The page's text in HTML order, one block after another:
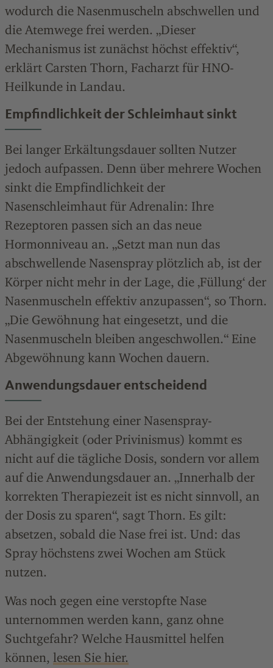
wodurch die Nasenmuscheln abschwellen und
die Atemwege frei werden. „Dieser
Mechanismus ist zunächst höchst effektiv“,
erklärt Carsten Thorn, Facharzt für HNO-
Heilkunde in Landau.
Empfindlichkeit der Schleimhaut sinkt
Bei langer Erkältungsdauer sollten Nutzer
jedoch aufpassen. Denn über mehrere Wochen
sinkt die Empfindlichkeit der
Nasenschleimhaut für Adrenalin: Ihre
Rezeptoren passen sich an das neue
Hormonniveau an. „Setzt man nun das
abschwellende Nasenspray plötzlich ab, ist der
Körper nicht mehr in der Lage, die ‚Füllung‘ der
Nasenmuscheln effektiv anzupassen“, so Thorn.
„Die Gewöhnung hat eingesetzt, und die
Nasenmuscheln bleiben angeschwollen.“ Eine
Abgewöhnung kann Wochen dauern.
Anwendungsdauer entscheidend
Bei der Entstehung einer Nasenspray-
Abhängigkeit (oder Privinismus) kommt es
nicht auf die tägliche Dosis, sondern vor allem
auf die Anwendungsdauer an. „Innerhalb der
korrekten Therapiezeit ist es nicht sinnvoll, an
der Dosis zu sparen“, sagt Thorn. Es gilt:
absetzen, sobald die Nase frei ist. Und: das
Spray höchstens zwei Wochen am Stück
nutzen.
Was noch gegen eine verstopfte Nase
unternommen werden kann, ganz ohne
Suchtgefahr? Welche Hausmittel helfen
können, lesen Sie hier.